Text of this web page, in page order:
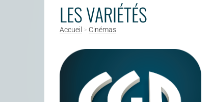
LES VARIÉTÉS
Accueil > Cinémas